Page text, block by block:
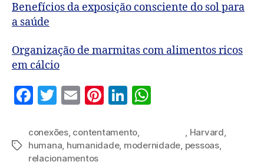
Benefícios da exposição consciente do sol para
a saúde
Organização de marmitas com alimentos ricos
em cálcio
F
c
e
T
itt
er
E
ai
l
Pi
er
es
Li
k
e s
conexões, contentamento, , Harvard,
humana, humanidade, modernidade, pessoas,
relacionamentos